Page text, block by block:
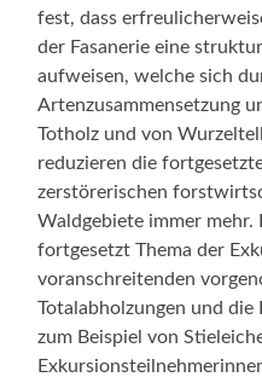
fest, dass
der Fasanerie eine
aufweisen, welche sich
Artenzusammensetzung
Totholz und von
reduzieren die
zerstörerischen
Waldgebiete immer
fortgesetzt Thema der
voranschreitenden
Totalabholzungen und die
zum Beispiel von